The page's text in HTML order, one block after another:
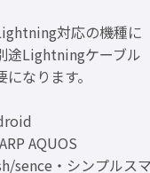
対応の機種に
途Lightningケーブル
になります。
AQUOS
sence・シンプルス